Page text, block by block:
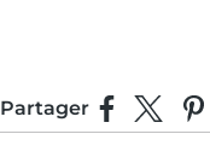
Partager Partager